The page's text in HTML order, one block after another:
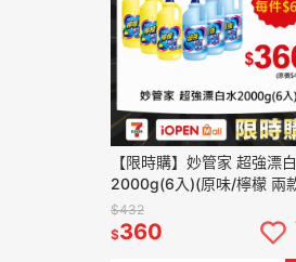
【限時購】妙管家 超強漂
2000g(6入)(原味/檸檬 兩
選)
$432
$360